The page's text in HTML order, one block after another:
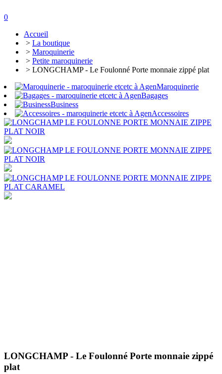
0
Accueil
> La boutique
> Maroquinerie
> Petite maroquinerie
> LONGCHAMP - Le Foulonné Porte monnaie zippé plat
Maroquinerie
Bagages
Business
Accessoires
LONGCHAMP - Le Foulonné Porte monnaie zippé
plat